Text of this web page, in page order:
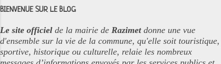
BIENVENUE SUR LE BLOG
Le site officiel de la mairie de Razimetdonne une vue
d'ensemble sur la vie de la commune, qu'elle soit touristique,
sportive, historique ou culturelle, relaie les nombreux